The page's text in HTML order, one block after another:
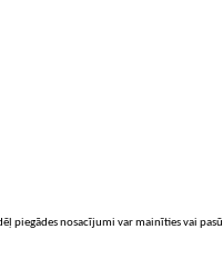
piegādes nosacījumi var mainīties vai